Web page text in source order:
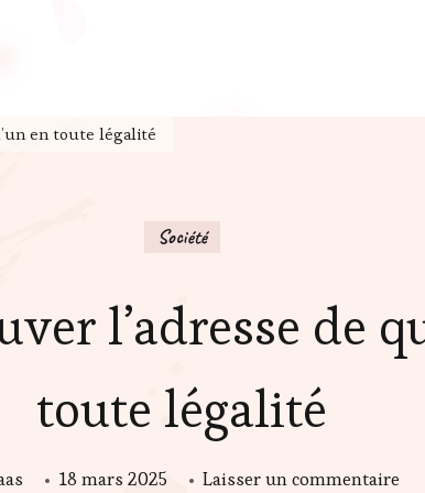
en toute légalité
Société
l’adresse de
toute légalité
18 mars 2025 Laisser un commentairesur